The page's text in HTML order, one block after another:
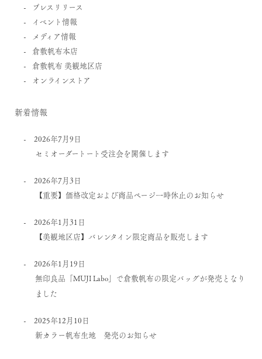
プレスリリース
イベント情報
メディア情報
倉敷帆布本店
倉敷帆布 美観地区店
オンラインストア
新着情報
2026年7月9日
セミオーダートート受注会を開催します
2026年7月3日
【重要】価格改定および商品ページ一時休止のお知らせ
2026年1月31日
【美観地区店】バレンタイン限定商品を販売します
2026年1月19日
無印良品「MUJI Labo」で倉敷帆布の限定バッグが発売となり
ました
2025年12月10日
新カラー帆布生地 発売のお知らせ